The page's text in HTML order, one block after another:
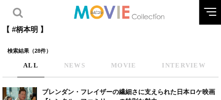
【 #柄本明 】
検索結果（28件）
ALL NEWS MOVIE INTERVIEW
ブレンダン・フレイザーの繊細さに支えられた日本ロケ映画